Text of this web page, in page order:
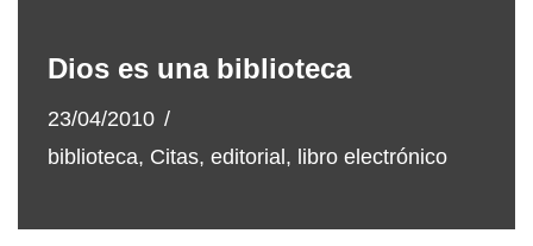
Dios es una biblioteca
23/04/2010
biblioteca, Citas, editorial , libro electrónico